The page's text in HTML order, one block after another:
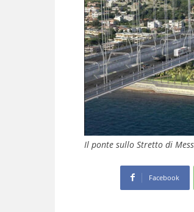
Il ponte sullo Stretto di
Facebook